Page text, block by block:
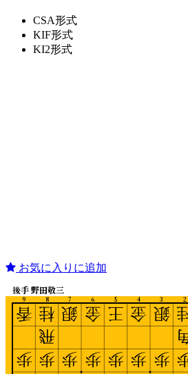
CSA形式
KIF形式
KI2形式
お気に入りに追加
2
3
4
5
6
7
8
9
後手 野田敬三
銀
歩
金
歩
王
歩
金
歩
銀
歩
桂
飛
歩
香
歩